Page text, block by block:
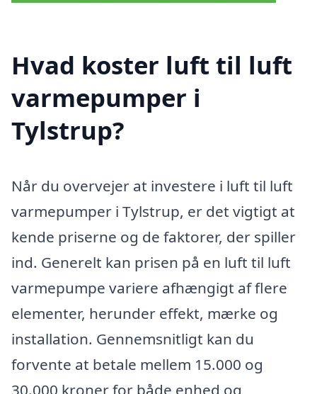
Hvad koster luft til luft
varmepumper i
Tylstrup?
Når du overvejer at investere i luft til luft
varmepumper i Tylstrup, er det vigtigt at
kende priserne og de faktorer, der spiller
ind. Generelt kan prisen på en luft til luft
varmepumpe variere afhængigt af flere
elementer, herunder effekt, mærke og
installation. Gennemsnitligt kan du
forvente at betale mellem 15.000 og
30.000 kroner for både enhed og